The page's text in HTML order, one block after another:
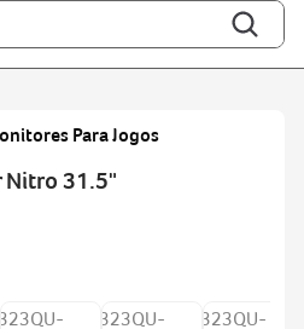
Para Jogos
Nitro 31.5"